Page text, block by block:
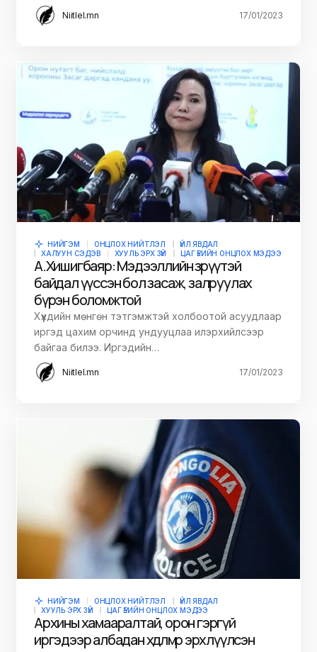
Niitlel.mn 17/01/2023
НИЙГЭМ ОНЦЛОХ НИЙТЛЭЛ
ҮЙЛ ЯВДАЛ
ХАЛУУН СЭДЭВ
ХУУЛЬ ЭРХ ЗҮЙ ЦАГ ҮЕИЙН ОНЦЛОХ МЭДЭЭ
А.Хишигбаяр: Мэдээллийн зөрүүтэй
байдал үүссэн бол засаж, залруулах
бүрэн боломжтой
Хүүхдийн мөнгөн тэтгэмжтэй холбоотой асуудлаар
иргэд цахим орчинд ундууцлаа илэрхийлсээр
байгаа билээ. Иргэдийн…
Niitlel.mn 17/01/2023
НИЙГЭМ ОНЦЛОХ НИЙТЛЭЛ
ҮЙЛ ЯВДАЛ
ХУУЛЬ ЭРХ ЗҮЙ
ЦАГ ҮЕИЙН ОНЦЛОХ МЭДЭЭ
Архины хамааралтай, орон гэргүй
иргэдээр албадан хөдөлмөр эрхлүүлсэн